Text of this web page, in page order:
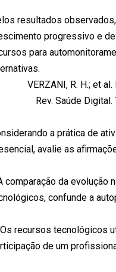
resultados
progressivo e
para
VERZANI, R. H.; et
Rev. Saúde
a prática de
avalie as
comparação da evolução
confunde a
recursos tecnológicos
de um